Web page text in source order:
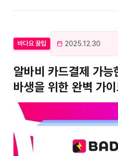
바다요 꿀팁 2025.12.30
알바비 카드결제 가
바생을 위한 완벽 가